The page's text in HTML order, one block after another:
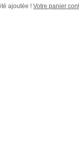
ajoutée ! Votre panier